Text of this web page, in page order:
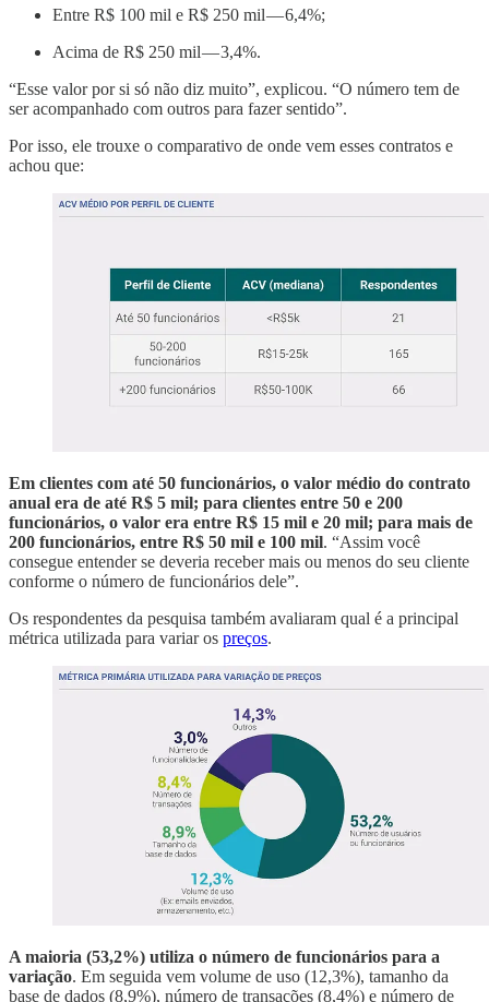
Entre R$ 100 mil e R$ 250 mil — 6,4%;
Acima de R$ 250 mil — 3,4%.
“Esse valor por si só não diz muito”, explicou. “O número tem de
ser acompanhado com outros para fazer sentido”.
Por isso, ele trouxe o comparativo de onde vem esses contratos e
achou que:
Em clientes com até 50 funcionários, o valor médio do contrato
anual era de até R$ 5 mil; para clientes entre 50 e 200
funcionários, o valor era entre R$ 15 mil e 20 mil; para mais de
200 funcionários, entre R$ 50 mil e 100 mil. “Assim você
consegue entender se deveria receber mais ou menos do seu cliente
conforme o número de funcionários dele”.
Os respondentes da pesquisa também avaliaram qual é a principal
métrica utilizada para variar os preços.
A maioria (53,2%) utiliza o número de funcionários para a
variação. Em seguida vem volume de uso (12,3%), tamanho da
base de dados (8,9%), número de transações (8,4%) e número de